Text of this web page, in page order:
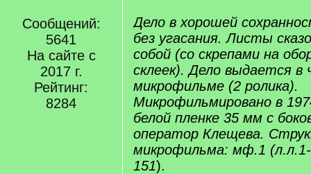
Сообщений:
5641
На сайте с
2017 г.
Рейтинг:
8284
Дело в хорошей
без угасания. Листы
собой (со скрепами на
склеек). Дело выдается в
микрофильме (2 ролика).
Микрофильмировано в
белой пленке 35 мм с
оператор Клещева.
микрофильма: мф.1
151).